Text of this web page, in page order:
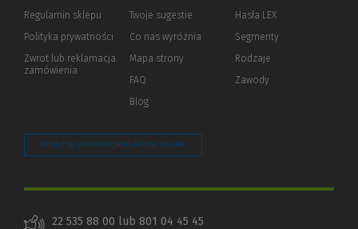
Regulamin sklepu
Polityka prywatności (Nowe
(Link
innej
Zwrot lub reklamacja
zamówienia
innej
Twoje sugestie
Co nas wyróżnia
Mapa strony
FAQ
Blog
Hasła LEX
Segmenty
Rodzaje
Zawody
Zarządzaj preferencjami plików cookie
22 535 88 00 lub 801 04 45 45